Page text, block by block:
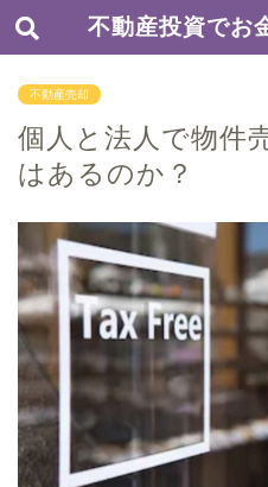
不動産投資でお
不動産売却
個人と法人で物件
はあるのか？